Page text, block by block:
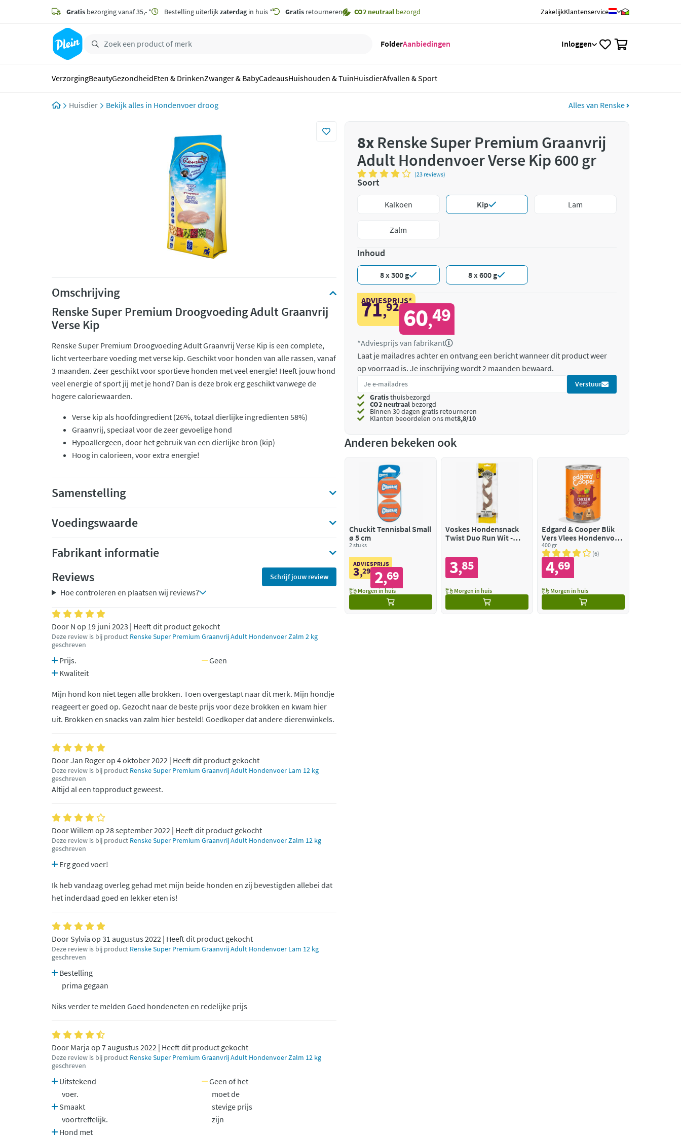
zoeken
hoofdinhoud
Gratis bezorging vanaf 35,- * Bestelling uiterlijkzaterdagin huis * Gratis retourneren CO2 neutraal bezorgd ZakelijkKlantenservice
FolderAanbiedingen Inloggen
VerzorgingBeautyGezondheidEten & DrinkenZwanger & BabyCadeausHuishouden & TuinHuisdierAfvallen & Sport
Huisdier Hondenvoer droog Alles van Renske
Omschrijving
Renske Super Premium Droogvoeding Adult Graanvrij
Verse Kip
Renske Super Premium Droogvoeding Adult Graanvrij Verse Kip is een complete,
licht verteerbare voeding met verse kip. Geschikt voor honden van alle rassen, vanaf
3 maanden. Zeer geschikt voor sportieve honden met veel energie! Heeft jouw hond
veel energie of sport jij met je hond? Dan is deze brok erg geschikt vanwege de
hogere caloriewaarden.
Verse kip als hoofdingredient (26%, totaal dierlijke ingredienten 58%)
Graanvrij, speciaal voor de zeer gevoelige hond
Hypoallergeen, door het gebruik van een dierlijke bron (kip)
Hoog in calorieen, voor extra energie!
Samenstelling
Voedingswaarde
Fabrikant informatie
Reviews
Schrijf jouw review
Hoe controleren en plaatsen wij reviews?
Door N op 19 juni 2023 | Heeft dit product gekocht
Deze review is bij product Renske Super Premium Graanvrij Adult Hondenvoer Zalm 2 kg
geschreven
Prijs.
Kwaliteit
Geen
Mijn hond kon niet tegen alle brokken. Toen overgestapt naar dit merk. Mijn hondje
reageert er goed op. Gezocht naar de beste prijs voor deze brokken en kwam hier
uit. Brokken en snacks van zalm hier besteld! Goedkoper dat andere dierenwinkels.
Door Jan Roger op 4 oktober 2022 | Heeft dit product gekocht
Deze review is bij product Renske Super Premium Graanvrij Adult Hondenvoer Lam 12 kg
geschreven
Altijd al een topproduct geweest.
Door Willem op 28 september 2022 | Heeft dit product gekocht
Deze review is bij product Renske Super Premium Graanvrij Adult Hondenvoer Zalm 12 kg
geschreven
Erg goed voer!
Ik heb vandaag overleg gehad met mijn beide honden en zij bevestigden allebei dat
het inderdaad goed en lekker eten is!
Door Sylvia op 31 augustus 2022 | Heeft dit product gekocht
Deze review is bij product Renske Super Premium Graanvrij Adult Hondenvoer Lam 12 kg
geschreven
Bestelling
prima gegaan
Niks verder te melden Goed hondeneten en redelijke prijs
Door Marja op 7 augustus 2022 | Heeft dit product gekocht
Deze review is bij product Renske Super Premium Graanvrij Adult Hondenvoer Zalm 12 kg
geschreven
Uitstekend
voer.
Smaakt
voortreffelijk.
Hond met
Geen of het
moet de
stevige prijs
zijn
8x Renske Super Premium Graanvrij
Adult Hondenvoer Verse Kip 600 gr
(23 reviews)
Soort
Kalkoen Kip Lam
Zalm
Inhoud
8 x 300 g 8 x 600 g
ADVIESPRIJS*
71,92 60,49
*Adviesprijs van fabrikant
Laat je mailadres achter en ontvang een bericht wanneer dit product weer
op voorraad is. Je inschrijving wordt 2 maanden bewaard.
Verstuur
Gratisthuisbezorgd
CO2 neutraal bezorgd
Binnen 30 dagen gratis retourneren
Klanten beoordelen ons met8,8/10
Anderen bekeken ook
Chuckit Tennisbal Small
ø 5 cm
2 stuks
ADVIESPRIJS
3,29 2,69
Morgen in huis
Voskes Hondensnack
Twist Duo Run Wit -
3,85
Morgen in huis
Edgard & Cooper Blik
Vers Vlees Hondenvoer
Kip - Kalkoen
400 gr
6
4,69
Morgen in huis